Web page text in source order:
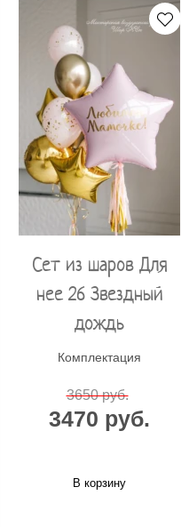
Сет из шаров Для
нее 26 Звездный
дождь
Комплектация
3650 руб.
3470 руб.
В корзину